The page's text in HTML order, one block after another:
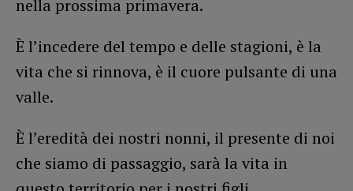
nella prossima primavera.
È l’incedere del tempo e delle stagioni, è la
vita che si rinnova, è il cuore pulsante di una
valle.
È l’eredità dei nostri nonni, il presente di noi
che siamo di passaggio, sarà la vita in